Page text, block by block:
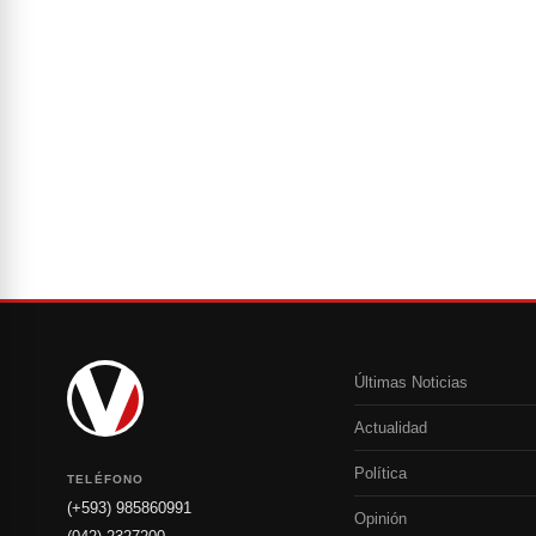
TELÉFONO
(+593) 985860991
Últimas Noticias
Actualidad
Política
Opinión